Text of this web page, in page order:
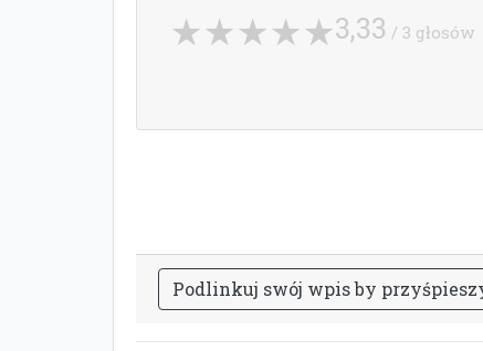
3,33 / 3 głosów
Podlinkuj swój wpisby przyśpiesz